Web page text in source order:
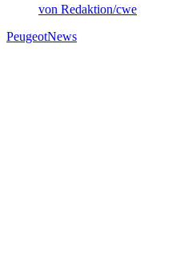
von Redaktion/cwe
PeugeotNews